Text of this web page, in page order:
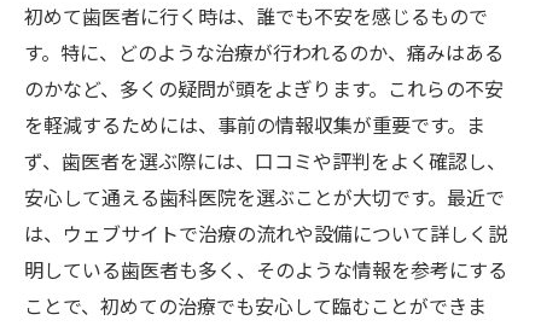
治療中に注意すべき点
治療後の維持と予防の方法
効果的なケア法を知る重要性
専門家からのアドバイスを受ける
安心して通える歯医者を見つけるための地域情
報活用術
地域情報を活用した歯医者選び
周囲の人々からの情報収集の方法
初めて歯医者に行く時は、誰でも不安を感じるもので
す。特に、どのような治療が行われるのか、痛みはある
のかなど、多くの疑問が頭をよぎります。これらの不安
を軽減するためには、事前の情報収集が重要です。ま
ず、歯医者を選ぶ際には、口コミや評判をよく確認し、
安心して通える歯科医院を選ぶことが大切です。最近で
は、ウェブサイトで治療の流れや設備について詳しく説
明している歯医者も多く、そのような情報を参考にする
ことで、初めての治療でも安心して臨むことができま